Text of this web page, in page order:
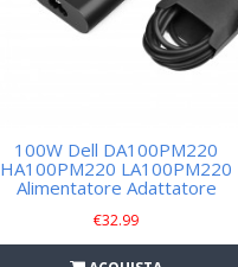
100W Dell DA100PM220
HA100PM220 LA100PM220
Alimentatore Adattatore
€32.99